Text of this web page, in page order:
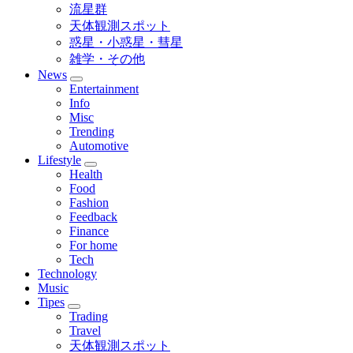
流星群
天体観測スポット
惑星・小惑星・彗星
雑学・その他
News
Entertainment
Info
Misc
Trending
Automotive
Lifestyle
Health
Food
Fashion
Feedback
Finance
For home
Tech
Technology
Music
Tipes
Trading
Travel
天体観測スポット